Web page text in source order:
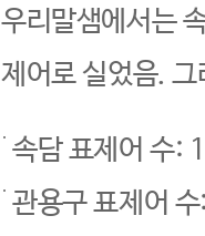
우리말샘에서는
제어로 실었음.
속담 표제어 수:
관용구 표제어